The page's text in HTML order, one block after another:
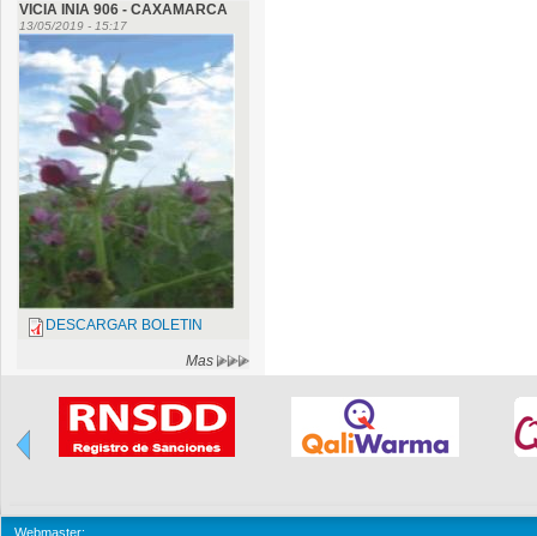
VICIA INIA 906 - CAXAMARCA
13/05/2019 - 15:17
DESCARGAR BOLETIN
Mas
Webmaster: